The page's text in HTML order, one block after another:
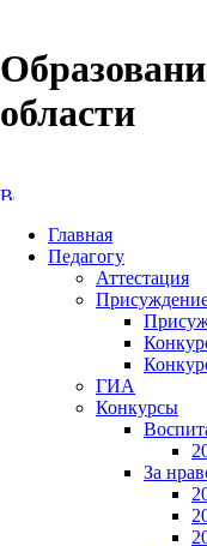
области
Главная
Педагогу
Аттестация
ГИА
Конкурсы
За